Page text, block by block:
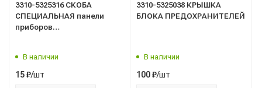
3310-5325316 СКОБА
СПЕЦИАЛЬНАЯ панели
приборов
В наличии
15₽/шт
3310-5325038 КРЫШКА
БЛОКА ПРЕДОХРАНИТЕЛЕЙ
В наличии
100₽/шт